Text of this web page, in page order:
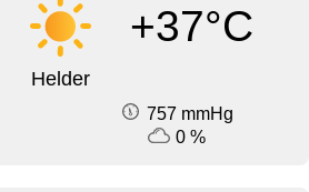
+37°C
Helder
757 mmHg
0 %